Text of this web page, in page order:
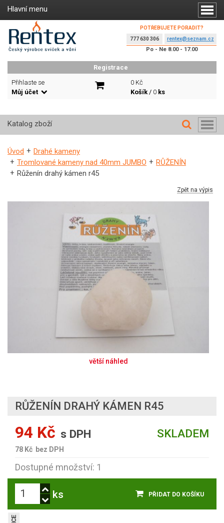
POTŘEBUJETE PORADIT?
777 630 306
rentex@seznam.cz
Po - Ne 8.00 - 17.00
Registrace
Přihlaste se
Můj účet
0 Kč
Košík/ 0 ks
Hlavní menu
Katalog zboží
Úvod
Drahé kameny
Tromlované kameny nad 40mm JUMBO
RŮŽENÍN
Růženín drahý kámen r45
Zpět na výpis
RŮŽENÍN DRAHÝ KÁMEN R45
SKLADEM
94 Kč s DPH
78 Kč bez DPH
Dostupné množství: 1
ks PŘIDAT DO KOŠÍKU